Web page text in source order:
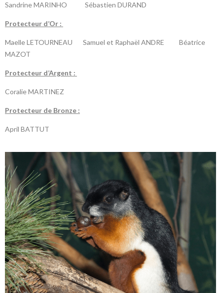
Sandrine MARINHO Sébastien DURAND
Protecteur d’Or :
Maelle LETOURNEAU Samuel et Raphaël ANDRE Béatrice
MAZOT
Protecteur d’Argent :
Coralie MARTINEZ
Protecteur de Bronze :
April BATTUT